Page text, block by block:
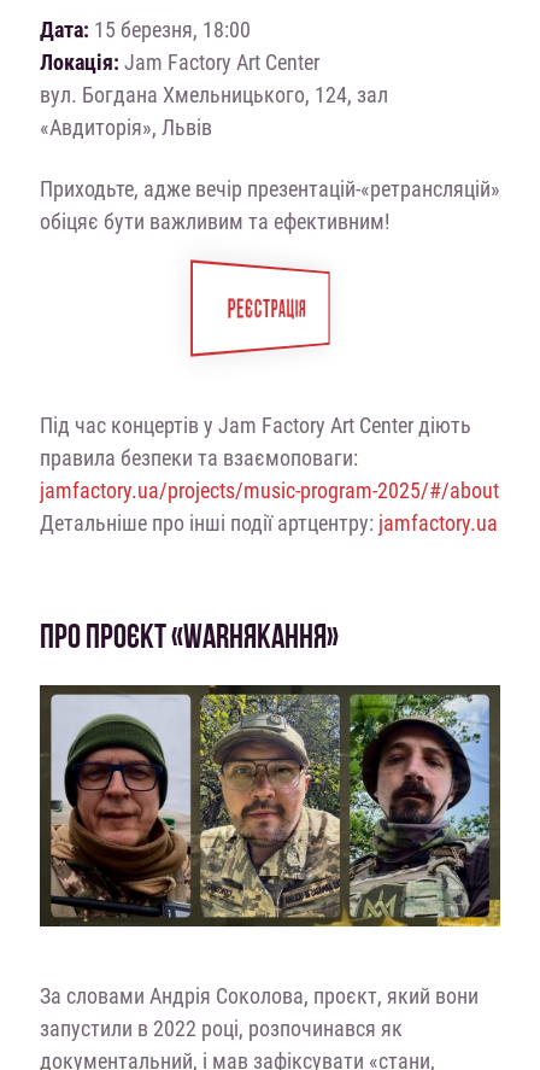
Дата: 15 березня, 18:00
Локація: Jam Factory Art Center
вул. Богдана Хмельницького, 124, зал
«Авдиторія», Львів
Приходьте, адже вечір презентацій-«ретрансляцій»
обіцяє бути важливим та ефективним!
РЕЄСТРАЦІЯ
Під час концертів у Jam Factory Art Center діють
правила безпеки та взаємоповаги:
jamfactory.ua/projects/music-program-2025/#/about
Детальніше про інші події артцентру: jamfactory.ua
ПРО ПРОЄКТ «WARНЯКАННЯ»
За словами Андрія Соколова, проєкт, який вони
запустили в 2022 році, розпочинався як
документальний, і мав зафіксувати «стани,